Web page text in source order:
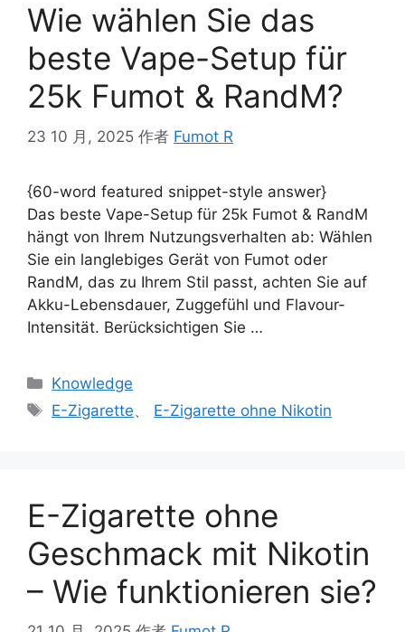
Wie wählen Sie das
beste Vape-Setup für
25k Fumot & RandM?
23 10 月, 2025 作者 Fumot R
{60-word featured snippet-style answer}
Das beste Vape-Setup für 25k Fumot & RandM
hängt von Ihrem Nutzungsverhalten ab: Wählen
Sie ein langlebiges Gerät von Fumot oder
RandM, das zu Ihrem Stil passt, achten Sie auf
Akku-Lebensdauer, Zuggefühl und Flavour-
Intensität. Berücksichtigen Sie …
Knowledge
E-Zigarette、 E-Zigarette ohne Nikotin
E-Zigarette ohne
Geschmack mit Nikotin
– Wie funktionieren sie?